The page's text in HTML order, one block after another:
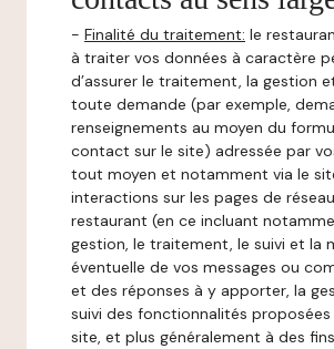
- Finalité du traitement: le
à traiter vos données à caractère
d’assurer le traitement, la gestion
toute demande (par exemple,
renseignements au moyen du
contact sur le site) adressée par
tout moyen et notamment via le
interactions sur les pages de
restaurant (en ce incluant
gestion, le traitement, le suivi et la
éventuelle de vos messages ou
et des réponses à y apporter, la
suivi des fonctionnalités proposées
site, et plus généralement à des